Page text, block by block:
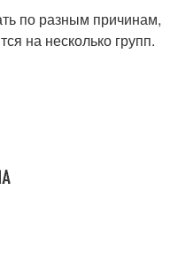
по разным причинам,
на несколько групп.